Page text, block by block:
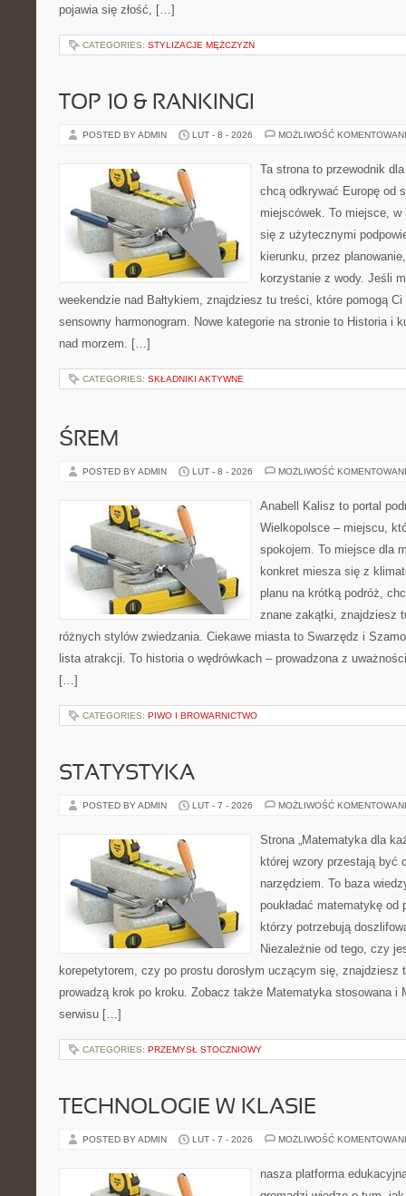
pojawia się złość, […]
CATEGORIES: STYLIZACJE MĘŻCZYZN
TOP 10 & RANKINGI
POSTED BY ADMIN LUT - 8 - 2026 MOŻLIWOŚĆ
Ta strona to przewodnik
chcą odkrywać Europę od
miejscówek. To miejsce,
się z użytecznymi
kierunku, przez
korzystanie z wody. Jeśli
weekendzie nad Bałtykiem, znajdziesz tu treści, które pomogą Ci
sensowny harmonogram. Nowe kategorie na stronie to Historia i
nad morzem. […]
CATEGORIES: SKŁADNIKI AKTYWNE
ŚREM
POSTED BY ADMIN LUT - 8 - 2026 MOŻLIWOŚĆ
Anabell Kalisz to portal
Wielkopolsce – miejscu,
spokojem. To miejsce dla
konkret miesza się z
planu na krótką podróż,
znane zakątki, znajdziesz
różnych stylów zwiedzania. Ciekawe miasta to Swarzędz i
lista atrakcji. To historia o wędrówkach – prowadzona z
[…]
CATEGORIES: PIWO I BROWARNICTWO
STATYSTYKA
POSTED BY ADMIN LUT - 7 - 2026 MOŻLIWOŚĆ
Strona „Matematyka dla
której wzory przestają być
narzędziem. To baza
poukładać matematykę od
którzy potrzebują
Niezależnie od tego, czy
korepetytorem, czy po prostu dorosłym uczącym się, znajdziesz
prowadzą krok po kroku. Zobacz także Matematyka stosowana i
serwisu […]
CATEGORIES: PRZEMYSŁ STOCZNIOWY
TECHNOLOGIE W KLASIE
POSTED BY ADMIN LUT - 7 - 2026 MOŻLIWOŚĆ
nasza platforma